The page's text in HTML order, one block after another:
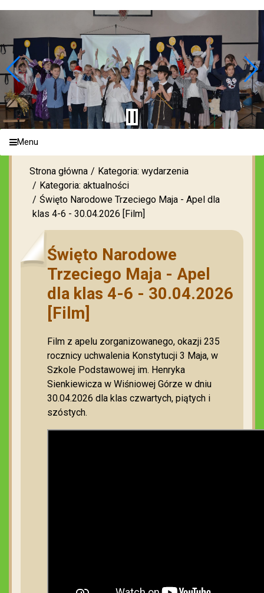
Menu
Strona główna
Kategoria: wydarzenia
Kategoria: aktualności
Święto Narodowe Trzeciego Maja - Apel dla
klas 4-6 - 30.04.2026 [Film]
Święto Narodowe
Trzeciego Maja - Apel
dla klas 4-6 - 30.04.2026
[Film]
Film z apelu zorganizowanego, okazji 235
rocznicy uchwalenia Konstytucji 3 Maja, w
Szkole Podstawowej im. Henryka
Sienkiewicza w Wiśniowej Górze w dniu
30.04.2026 dla klas czwartych, piątych i
szóstych.